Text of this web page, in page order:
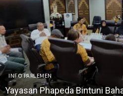
INFO PARLEMEN
Yayasan Phapeda Bintuni